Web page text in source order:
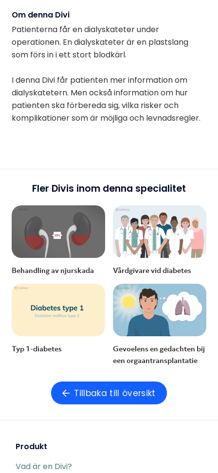
Om denna Divi
Patienterna får en dialyskateter under
operationen. En dialyskateter är en plastslang
som förs in i ett stort blodkärl.
I denna Divi får patienten mer information om
dialyskatetern. Men också information om hur
patienten ska förbereda sig, vilka risker och
komplikationer som är möjliga och levnadsregler.
Fler Divis inom denna specialitet
Behandling av njurskada Vårdgivare vid diabetes
Typ 1-diabetes
Gevoelens en gedachten bij
een orgaantransplantatie
Tillbaka till översikt
Produkt
Vad är en Divi?